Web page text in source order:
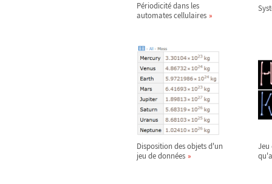
Périodicité dans les
automates cellulaires
Disposition des objets d'un
jeu de données
Jeu